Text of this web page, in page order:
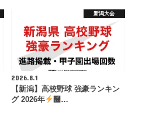
新潟大会
2026.8.1
【新潟】高校野球 強豪ランキン
グ 2026年
࿠…